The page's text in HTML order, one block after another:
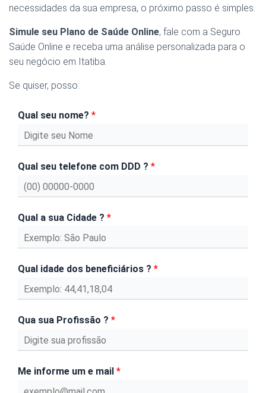
necessidades da sua empresa, o próximo passo é simples.
Simule seu Plano de Saúde Online, fale com a Seguro
Saúde Online e receba uma análise personalizada para o
seu negócio em Itatiba.
Se quiser, posso:
Qual seu nome? *
Qual seu telefone com DDD ? *
Qual a sua Cidade ? *
Qual idade dos beneficiários ? *
Qua sua Profissão ? *
Me informe um e mail *